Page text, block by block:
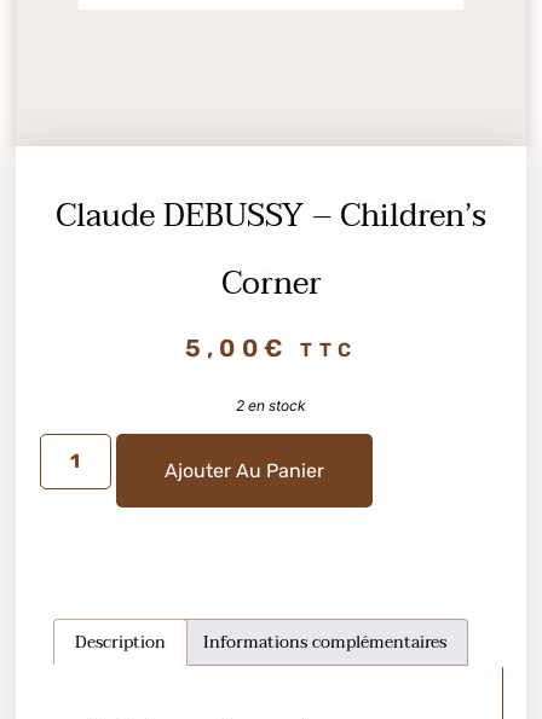
Claude DEBUSSY – Children’s
Corner
5,00€ TTC
2 en stock
Ajouter Au Panier
Description Informations complémentaires